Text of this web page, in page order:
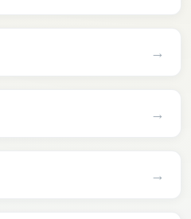
→
→
→